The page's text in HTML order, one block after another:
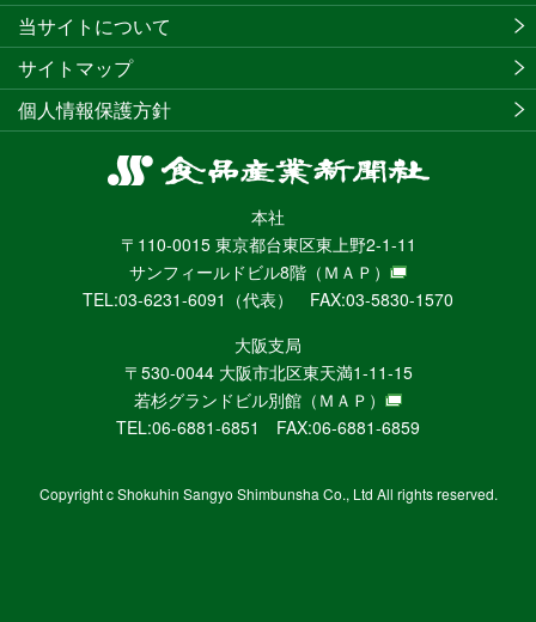
食
産
業
新
聞
社
ニ
ュ
ー
WEB
本社
〒110-0015 東京都台東区東上野2-1-11
サンフィールドビル8階 （ＭＡＰ）
TEL:03-6231-6091（代表） FAX:03-5830-1570
大阪支局
〒530-0044 大阪市北区東天満1-11-15
若杉グランドビル別館 （ＭＡＰ）
TEL:06-6881-6851 FAX:06-6881-6859
当サイトについて
サイトマップ
個人情報保護方針
Copyright c Shokuhin Sangyo Shimbunsha Co., Ltd All rights reserved.